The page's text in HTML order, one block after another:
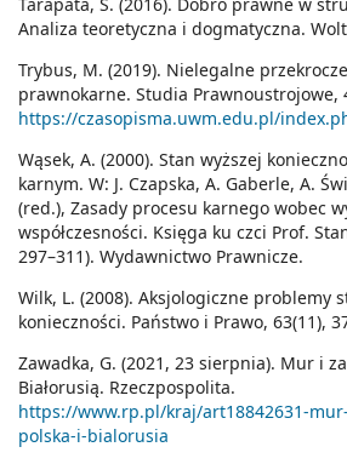
Tarapata, S. (2016). Dobro prawne w
Analiza teoretyczna i dogmatyczna.
Trybus, M. (2019). Nielegalne
prawnokarne. Studia Prawnoustrojowe,
https://czasopisma.uwm.edu.pl/
Wąsek, A. (2000). Stan wyższej
karnym. W: J. Czapska, A. Gaberle, A.
(red.), Zasady procesu karnego wobec
współczesności. Księga ku czci Prof.
297–311). Wydawnictwo Prawnicze.
Wilk, L. (2008). Aksjologiczne problemy
konieczności. Państwo i Prawo, 63(11),
Zawadka, G. (2021, 23 sierpnia). Mur i
Białorusią. Rzeczpospolita.
https://www.rp.pl/kraj/art18842631-
polska-i-bialorusia